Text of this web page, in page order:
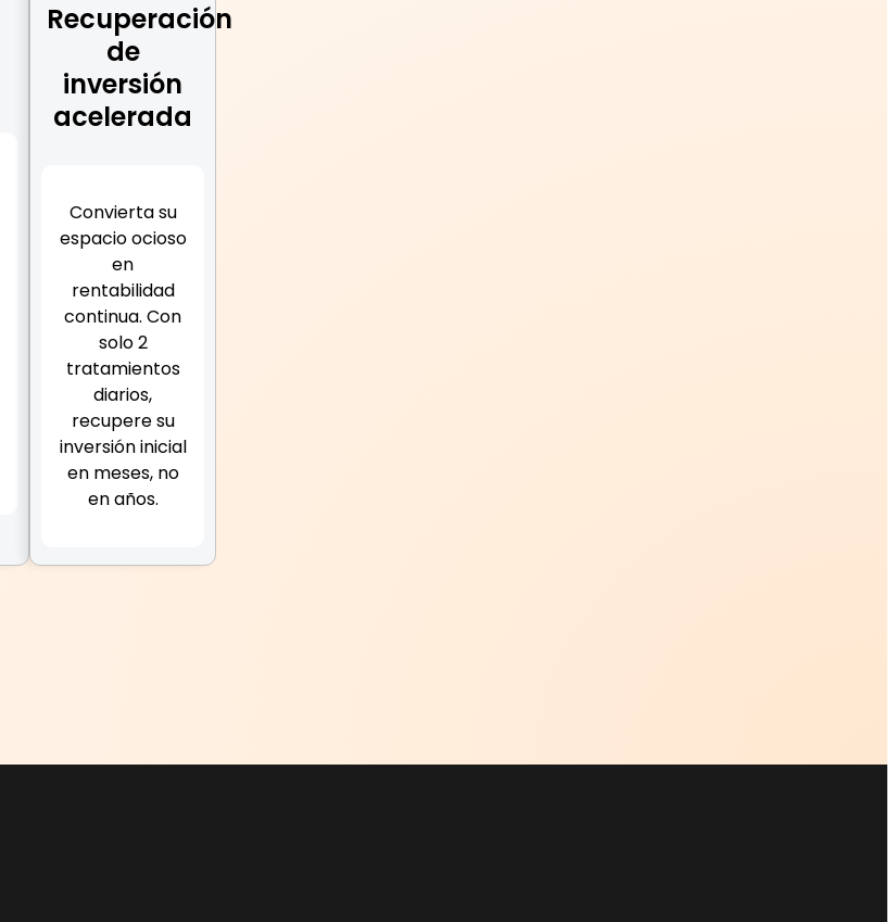
Recuperación
de
inversión
acelerada
Convierta su
espacio ocioso
en
rentabilidad
continua. Con
solo 2
tratamientos
diarios,
recupere su
inversión inicial
en meses, no
en años.